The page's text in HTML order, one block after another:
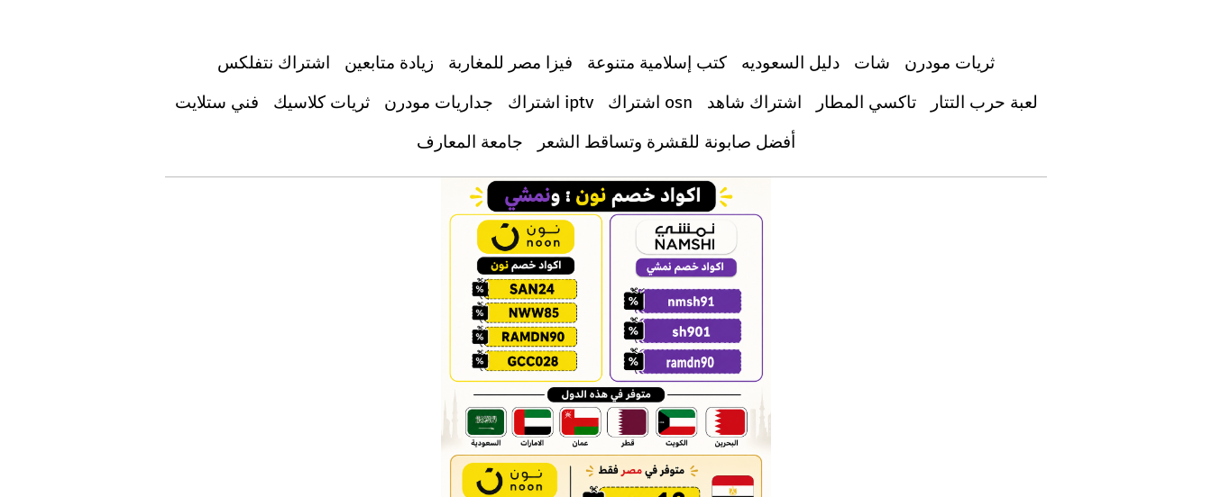
اشتراك نتفلكس زيادة متابعين فيزا مصر للمغاربة كتب إسلامية متنوعة دليل السعوديه شات
ثريات مودرن
فني ستلايت
ثريات كلاسيك جداريات مودرن اشتراك iptv اشتراك osn اشتراك شاهد تاكسي المطار
لعبة حرب التتار
جامعة المعارف
أفضل صابونة للقشرة وتساقط الشعر